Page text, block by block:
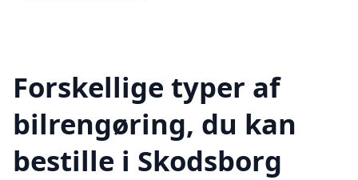
Forskellige typer af
bilrengøring, du kan
bestille i Skodsborg